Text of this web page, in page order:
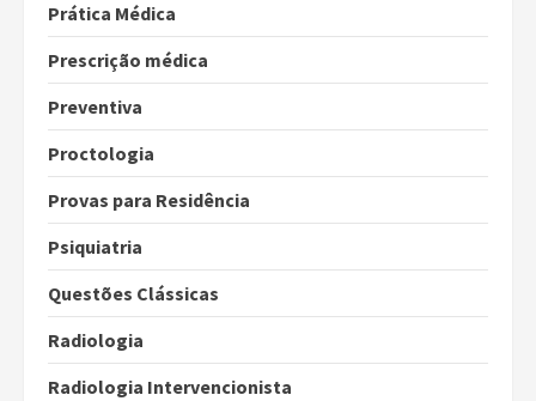
Prática Médica
Prescrição médica
Preventiva
Proctologia
Provas para Residência
Psiquiatria
Questões Clássicas
Radiologia
Radiologia Intervencionista